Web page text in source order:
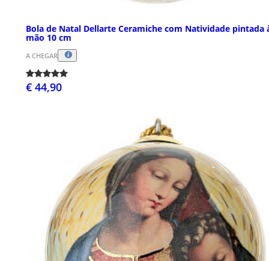
Bola de Natal Dellarte Ceramiche com Natividade pintada
mão 10 cm
A CHEGAR
€ 44,90